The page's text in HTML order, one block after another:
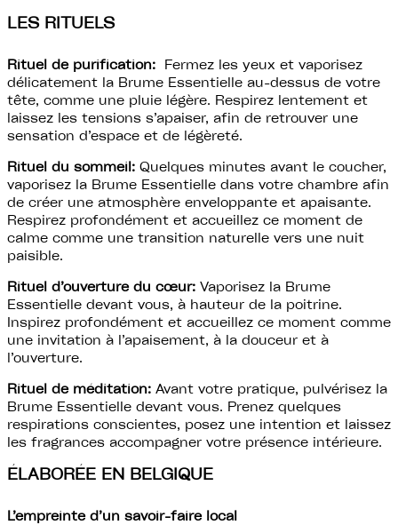
LES RITUELS
Rituel de purification: Fermez les yeux et vaporisez
délicatement la Brume Essentielle au-dessus de votre
tête, comme une pluie légère. Respirez lentement et
laissez les tensions s’apaiser, afin de retrouver une
sensation d’espace et de légèreté.
Rituel du sommeil: Quelques minutes avant le coucher,
vaporisez la Brume Essentielle dans votre chambre afin
de créer une atmosphère enveloppante et apaisante.
Respirez profondément et accueillez ce moment de
calme comme une transition naturelle vers une nuit
paisible.
Rituel d’ouverture du cœur: Vaporisez la Brume
Essentielle devant vous, à hauteur de la poitrine.
Inspirez profondément et accueillez ce moment comme
une invitation à l’apaisement, à la douceur et à
l’ouverture.
Rituel de méditation: Avant votre pratique, pulvérisez la
Brume Essentielle devant vous. Prenez quelques
respirations conscientes, posez une intention et laissez
les fragrances accompagner votre présence intérieure.
ÉLABORÉE EN BELGIQUE
L’empreinte d’un savoir-faire local